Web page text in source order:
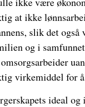
at ikke
slik det
og i
virkemiddel for
ideal